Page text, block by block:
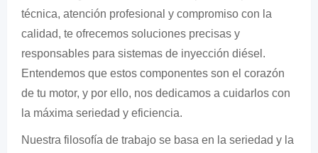
técnica, atención profesional y compromiso con la
calidad, te ofrecemos soluciones precisas y
responsables para sistemas de inyección diésel.
Entendemos que estos componentes son el corazón
de tu motor, y por ello, nos dedicamos a cuidarlos con
la máxima seriedad y eficiencia.
Nuestra filosofía de trabajo se basa en la seriedad y la